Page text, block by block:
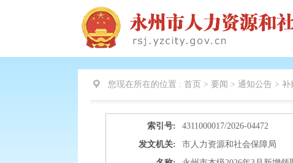
您现在所在的位置 : 首页 > 要闻 > 通知公告 > 补
索引号: 4311000017/2026-04472
发文机关:
市人力资源和社会保障局